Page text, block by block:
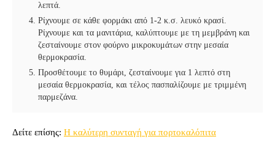
λεπτά.
Ρίχνουμε σε κάθε φορμάκι από 1-2 κ.σ. λευκό κρασί.
Ρίχνουμε και τα μανιτάρια, καλύπτουμε με τη μεμβράνη και
ζεσταίνουμε στον φούρνο μικροκυμάτων στην μεσαία
θερμοκρασία.
Προσθέτουμε το θυμάρι, ζεσταίνουμε για 1 λεπτό στη
μεσαία θερμοκρασία, και τέλος πασπαλίζουμε με τριμμένη
παρμεζάνα.
Δείτε επίσης: Η καλύτερη συνταγή για πορτοκαλόπιτα